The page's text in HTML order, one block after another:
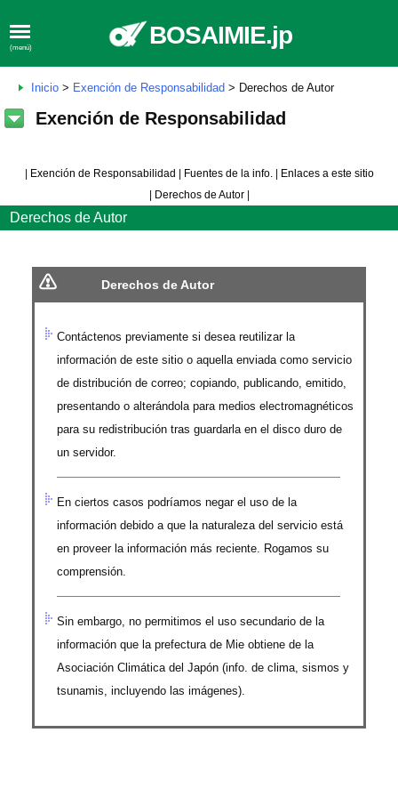
(menú) BOSAIMIE.jp
Inicio > Exención de Responsabilidad > Derechos de Autor
Exención de Responsabilidad
Exención de Responsabilidad Fuentes de la info.|
Enlaces a este sitio
Derechos de Autor|
Derechos de Autor
Derechos de Autor
Contáctenos previamente si desea reutilizar la
información de este sitio o aquella enviada como servicio
de distribución de correo; copiando, publicando, emitido,
presentando o alterándola para medios electromagnéticos
para su redistribución tras guardarla en el disco duro de
un servidor.
En ciertos casos podríamos negar el uso de la
información debido a que la naturaleza del servicio está
en proveer la información más reciente. Rogamos su
comprensión.
Sin embargo, no permitimos el uso secundario de la
información que la prefectura de Mie obtiene de la
Asociación Climática del Japón (info. de clima, sismos y
tsunamis, incluyendo las imágenes).